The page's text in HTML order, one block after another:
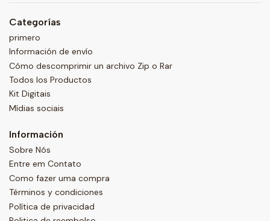
Categorías
primero
Información de envío
Cómo descomprimir un archivo Zip o Rar
Todos los Productos
Kit Digitais
Mídias sociais
Información
Sobre Nós
Entre em Contato
Como fazer uma compra
Términos y condiciones
Política de privacidad